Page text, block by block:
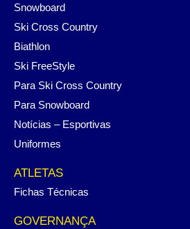
Snowboard
Ski Cross Country
Biathlon
Ski FreeStyle
Para Ski Cross Country
Para Snowboard
Notícias – Esportivas
Uniformes
ATLETAS
Fichas Técnicas
GOVERNANÇA